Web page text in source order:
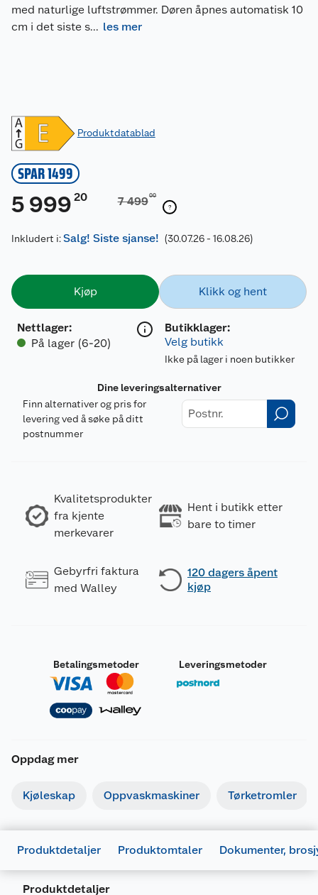
med naturlige luftstrømmer. Døren åpnes automatisk 10
cm i det siste s... les mer
Produktdatablad
SPAR 1499
5 999 20 7 49900
Inkludert i:Salg! Siste sjanse! (30.07.26 - 16.08.26)
Kjøp
Nettlager:
På lager (6-20)
Klikk og hent
Butikklager:
Velg butikk
Ikke på lager i noen butikker
Dine leveringsalternativer
Finn alternativer og pris for
levering ved å søke på ditt
postnummer
Kvalitetsprodukter
fra kjente
merkevarer
Hent i butikk etter
bare to timer
Gebyrfri faktura
med Walley
120 dagers åpent
kjøp
Betalingsmetoder Leveringsmetoder
Oppdag mer
Kjøleskap Oppvaskmaskiner Tørketromler
Produktdetaljer Produktomtaler Dokumenter,
Produktdetaljer